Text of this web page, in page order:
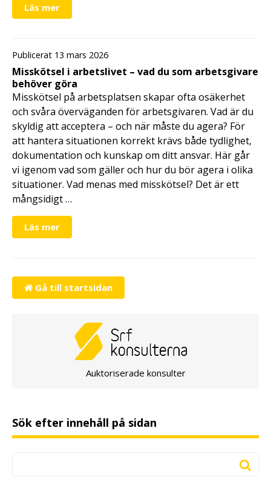
Läs mer
Publicerat 13 mars 2026
Misskötsel i arbetslivet – vad du som arbetsgivare
behöver göra
Misskötsel på arbetsplatsen skapar ofta osäkerhet
och svåra överväganden för arbetsgivaren. Vad är du
skyldig att acceptera – och när måste du agera? För
att hantera situationen korrekt krävs både tydlighet,
dokumentation och kunskap om ditt ansvar. Här går
vi igenom vad som gäller och hur du bör agera i olika
situationer. Vad menas med misskötsel? Det är ett
mångsidigt …
Läs mer
Gå till startsidan
Auktoriserade konsulter
Sök efter innehåll på sidan